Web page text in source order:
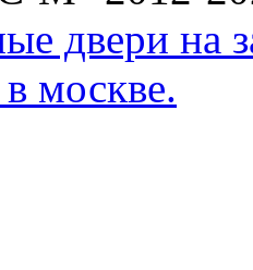
двери на
в москве.